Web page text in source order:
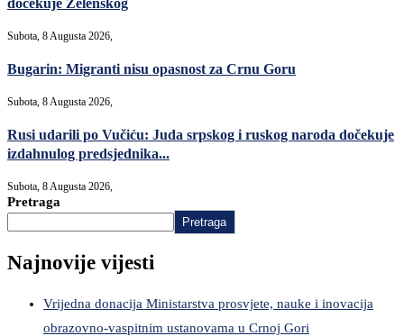
Subota, 8 Augusta 2026,
Bugarin: Migranti nisu opasnost za Crnu Goru
Subota, 8 Augusta 2026,
Rusi udarili po Vučiću: Juda srpskog i ruskog naroda dočekuje
izdahnulog predsjednika...
Subota, 8 Augusta 2026,
Pretraga
Pretraga
Najnovije vijesti
Vrijedna donacija Ministarstva prosvjete, nauke i inovacija
obrazovno-vaspitnim ustanovama u Crnoj Gori